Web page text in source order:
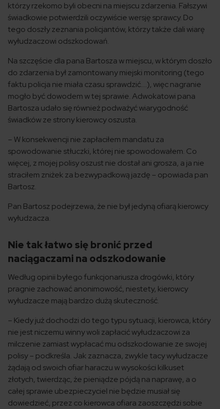
którzy rzekomo byli obecni na miejscu zdarzenia. Fałszywi
świadkowie potwierdzili oczywiście wersję sprawcy. Do
tego doszły zeznania policjantów, którzy także dali wiarę
wyłudzaczowi odszkodowań.
Na szczęście dla pana Bartosza w miejscu, w którym doszło
do zdarzenia był zamontowany miejski monitoring (tego
faktu policja nie miała czasu sprawdzić….), więc nagranie
mogło być dowodem w tej sprawie. Adwokatowi pana
Bartosza udało się również podważyć wiarygodność
świadków ze strony kierowcy oszusta.
– W konsekwencji nie zapłaciłem mandatu za
spowodowanie stłuczki, której nie spowodowałem. Co
więcej, z mojej polisy oszust nie dostał ani grosza, a ja nie
straciłem zniżek za bezwypadkową jazdę – opowiada pan
Bartosz.
Pan Bartosz podejrzewa, że nie był jedyną ofiarą kierowcy
wyłudzacza.
Nie tak łatwo się bronić przed
naciągaczami na odszkodowanie
Według opinii byłego funkcjonariusza drogówki, który
pragnie zachować anonimowość, niestety, kierowcy
wyłudzacze mają bardzo dużą skuteczność.
– Kiedy już dochodzi do tego typu sytuacji, kierowca, który
nie jest niczemu winny woli zapłacić wyłudzaczowi za
milczenie zamiast wypłacać mu odszkodowanie ze swojej
polisy – podkreśla. Jak zaznacza, zwykle tacy wyłudzacze
żądają od swoich ofiar haraczu w wysokości kilkuset
złotych, twierdząc, że pieniądze pójdą na naprawę, a o
całej sprawie ubezpieczyciel nie będzie musiał się
dowiedzieć, przez co kierowca ofiara zaoszczędzi sobie